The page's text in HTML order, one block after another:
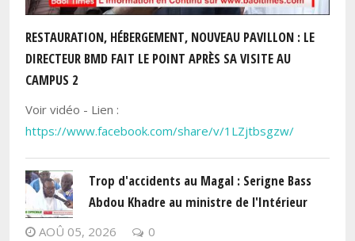
RESTAURATION, HÉBERGEMENT, NOUVEAU PAVILLON : LE
DIRECTEUR BMD FAIT LE POINT APRÈS SA VISITE AU
CAMPUS 2
Voir vidéo - Lien :
https://www.facebook.com/share/v/1LZjtbsgzw/
Trop d'accidents au Magal : Serigne Bass
Abdou Khadre au ministre de l'Intérieur
AOÛ 05, 2026 0